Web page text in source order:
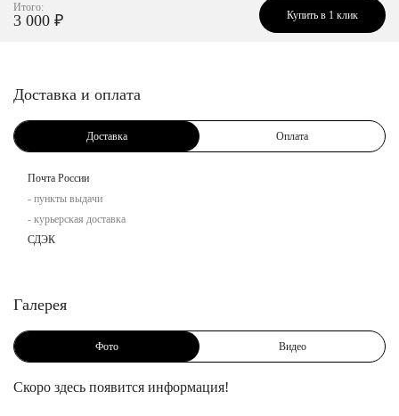
Итого:
3 000 ₽ Купить в 1 клик
Доставка и оплата
Доставка Оплата
Почта России
- пункты выдачи
- курьерская доставка
СДЭК
Галерея
Фото Видео
Скоро здесь появится информация!